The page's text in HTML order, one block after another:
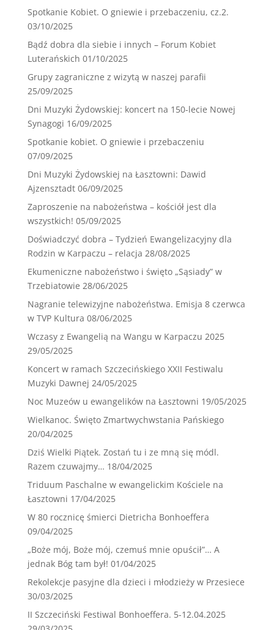
Spotkanie Kobiet. O gniewie i przebaczeniu, cz.2.
03/10/2025
Bądź dobra dla siebie i innych – Forum Kobiet
Luterańskich 01/10/2025
Grupy zagraniczne z wizytą w naszej parafii
25/09/2025
Dni Muzyki Żydowskiej: koncert na 150-lecie Nowej
Synagogi 16/09/2025
Spotkanie kobiet. O gniewie i przebaczeniu
07/09/2025
Dni Muzyki Żydowskiej na Łasztowni: Dawid
Ajzensztadt 06/09/2025
Zaproszenie na nabożeństwa – kościół jest dla
wszystkich! 05/09/2025
Doświadczyć dobra – Tydzień Ewangelizacyjny dla
Rodzin w Karpaczu – relacja 28/08/2025
Ekumeniczne nabożeństwo i święto „Sąsiady” w
Trzebiatowie 28/06/2025
Nagranie telewizyjne nabożeństwa. Emisja 8 czerwca
w TVP Kultura 08/06/2025
Wczasy z Ewangelią na Wangu w Karpaczu 2025
29/05/2025
Koncert w ramach Szczecińskiego XXII Festiwalu
Muzyki Dawnej 24/05/2025
Noc Muzeów u ewangelików na Łasztowni 19/05/2025
Wielkanoc. Święto Zmartwychwstania Pańskiego
20/04/2025
Dziś Wielki Piątek. Zostań tu i ze mną się módl.
Razem czuwajmy… 18/04/2025
Triduum Paschalne w ewangelickim Kościele na
Łasztowni 17/04/2025
W 80 rocznicę śmierci Dietricha Bonhoeffera
09/04/2025
„Boże mój, Boże mój, czemuś mnie opuścił”… A
jednak Bóg tam był! 01/04/2025
Rekolekcje pasyjne dla dzieci i młodzieży w Przesiece
30/03/2025
II Szczeciński Festiwal Bonhoeffera. 5-12.04.2025